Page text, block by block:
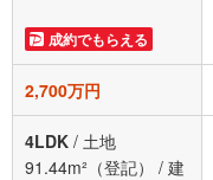
成約でもらえる
2,700万円
4LDK / 土地
91.44m²（登記）
/ 建